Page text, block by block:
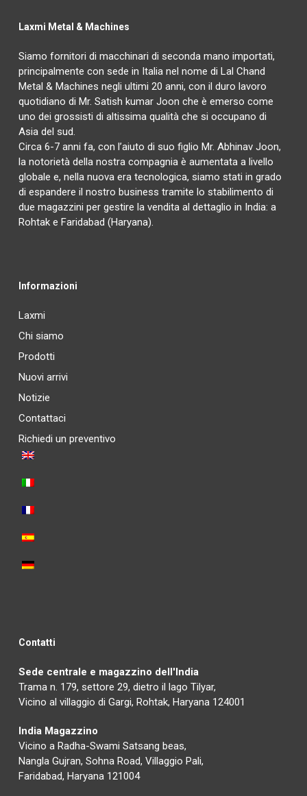
Laxmi Metal & Machines
Siamo fornitori di macchinari di seconda mano importati,
principalmente con sede in Italia nel nome di Lal Chand
Metal & Machines negli ultimi 20 anni, con il duro lavoro
quotidiano di Mr. Satish kumar Joon che è emerso come
uno dei grossisti di altissima qualità che si occupano di
Asia del sud.
Circa 6-7 anni fa, con l’aiuto di suo figlio Mr. Abhinav Joon,
la notorietà della nostra compagnia è aumentata a livello
globale e, nella nuova era tecnologica, siamo stati in grado
di espandere il nostro business tramite lo stabilimento di
due magazzini per gestire la vendita al dettaglio in India: a
Rohtak e Faridabad (Haryana).
Informazioni
Laxmi
Chi siamo
Prodotti
Nuovi arrivi
Notizie
Contattaci
Richiedi un preventivo
Contatti
Sede centrale e magazzino dell'India
Trama n. 179, settore 29, dietro il lago Tilyar,
Vicino al villaggio di Gargi, Rohtak, Haryana 124001
India Magazzino
Vicino a Radha-Swami Satsang beas,
Nangla Gujran, Sohna Road, Villaggio Pali,
Faridabad, Haryana 121004